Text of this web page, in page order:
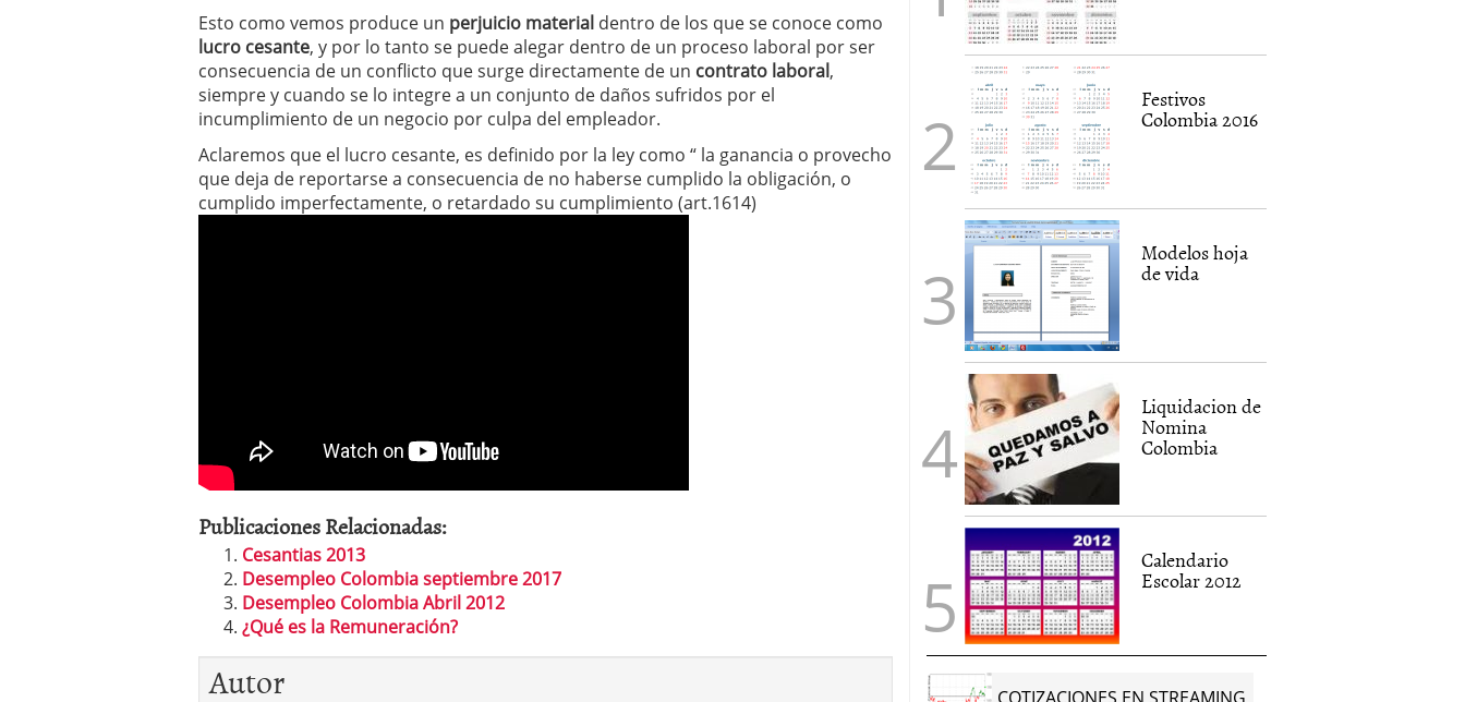
Esto como vemos produce un perjuicio material dentro de los que se conoce como
lucro cesante, y por lo tanto se puede alegar dentro de un proceso laboral por ser
consecuencia de un conflicto que surge directamente de un contrato laboral,
siempre y cuando se lo integre a un conjunto de daños sufridos por el
incumplimiento de un negocio por culpa del empleador.
Aclaremos que el lucro cesante, es definido por la ley como “ la ganancia o provecho
que deja de reportarse a consecuencia de no haberse cumplido la obligación, o
cumplido imperfectamente, o retardado su cumplimiento (art.1614)
Publicaciones Relacionadas:
Cesantias 2013
Desempleo Colombia septiembre 2017
Desempleo Colombia Abril 2012
¿Qué es la Remuneración?
Autor
Festivos
Colombia 2016
Modelos hoja
de vida
Liquidacion de
Nomina
Colombia
Calendario
Escolar 2012
COTIZACIONES EN STREAMING